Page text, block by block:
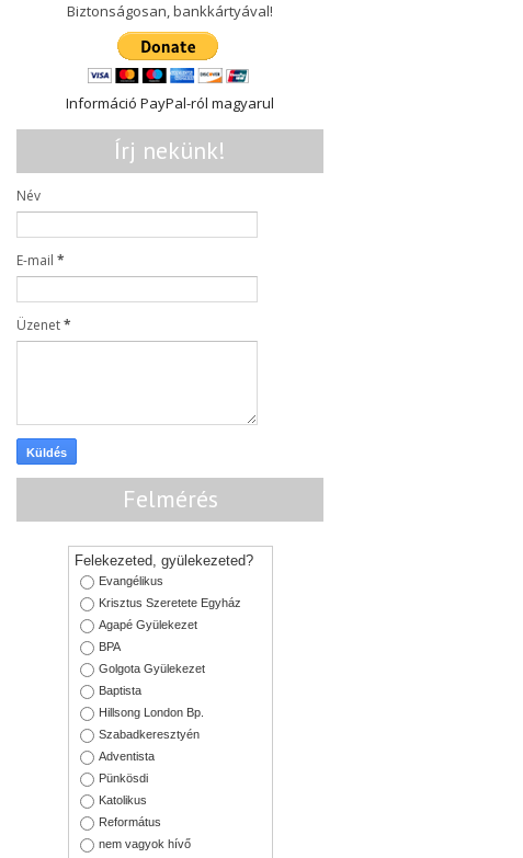
Biztonságosan, bankkártyával!
Információ PayPal-ról magyarul
Írj nekünk!
Név
E-mail *
Üzenet*
Felmérés
Felekezeted, gyülekezeted?
Evangélikus
Krisztus Szeretete Egyház
Agapé Gyülekezet
BPA
Golgota Gyülekezet
Baptista
Hillsong London Bp.
Szabadkeresztyén
Adventista
Pünkösdi
Katolikus
Református
nem vagyok hívő